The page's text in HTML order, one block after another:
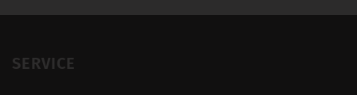
SERVICE